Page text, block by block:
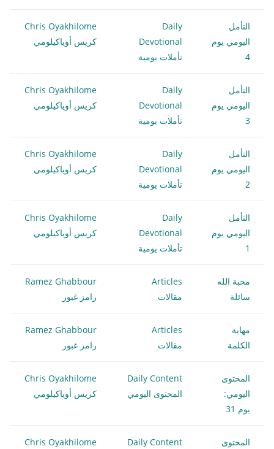
التأمل
اليومي يوم
4
Daily
Devotional
تأملات يومية
Chris Oyakhilome
كريس أوياكيلومي
التأمل
اليومي يوم
3
Daily
Devotional
تأملات يومية
Chris Oyakhilome
كريس أوياكيلومي
التأمل
اليومي يوم
2
Daily
Devotional
تأملات يومية
Chris Oyakhilome
كريس أوياكيلومي
التأمل
اليومي يوم
1
Daily
Devotional
تأملات يومية
Chris Oyakhilome
كريس أوياكيلومي
محبة الله
سائلة
Articles
مقالات
Ramez Ghabbour
رامز غبور
مهابة
الكلمة
Articles
مقالات
Ramez Ghabbour
رامز غبور
المحتوى
اليومي:
يوم 31
Daily Content
المحتوى اليومي
Chris Oyakhilome
كريس أوياكيلومي
المحتوى Daily Content
Chris Oyakhilome